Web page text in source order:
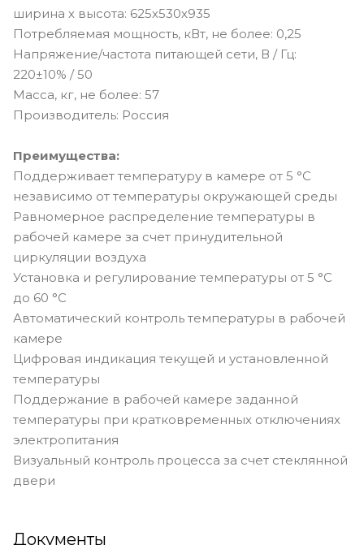
ширина х высота: 625х530х935
Потребляемая мощность, кВт, не более: 0,25
Напряжение/частота питающей сети, В / Гц:
220±10% / 50
Масса, кг, не более: 57
Производитель: Россия
Преимущества:
Поддерживает температуру в камере от 5 °C
независимо от температуры окружающей среды
Равномерное распределение температуры в
рабочей камере за счет принудительной
циркуляции воздуха
Установка и регулирование температуры от 5 °C
до 60 °C
Автоматический контроль температуры в рабочей
камере
Цифровая индикация текущей и установленной
температуры
Поддержание в рабочей камере заданной
температуры при кратковременных отключениях
электропитания
Визуальный контроль процесса за счет стеклянной
двери
Документы